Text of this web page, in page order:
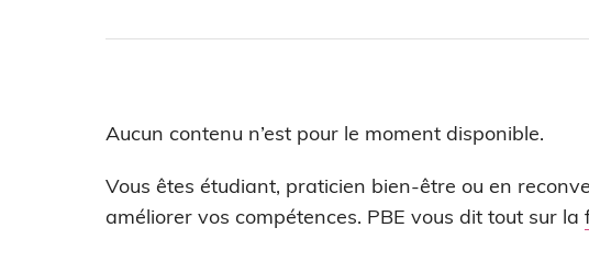
Aucun contenu n’est pour le moment disponible.
Vous êtes étudiant, praticien bien-être ou en
améliorer vos compétences. PBE vous dit tout sur la